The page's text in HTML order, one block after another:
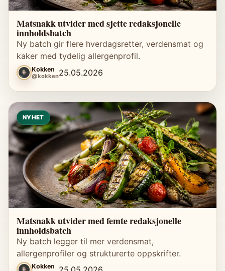
Matsnakk utvider med sjette redaksjonelle
innholdsbatch
Ny batch gir flere hverdagsretter, verdensmat og
kaker med tydelig allergenprofil.
Kokken
@kokken25.05.2026
NYHET
Matsnakk utvider med femte redaksjonelle
innholdsbatch
Ny batch legger til mer verdensmat,
allergenprofiler og strukturerte oppskrifter.
Kokken